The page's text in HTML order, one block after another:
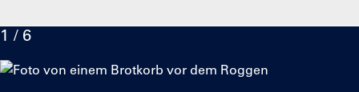
1 / 6
Klicke
Ende